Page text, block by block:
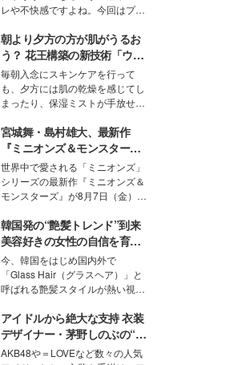
レや不快感ですよね。今回はプラ
モデル・愛甲ひかりさんと橋下美
好さんを迎えて本音で女子会トー
ク。猛暑のお出かけを快適に過ご
すヒントや、2人が感動した夏の
生理の新常識にも迫りました。
朝より夕方の方が肌がうるお
う？ 花王構築の新技術「ウォ
ーターキャプチャリングスキ
ン（捕水肌）」がスキンケア
の常識を変える予感
毎朝入念にスキンケアを行って
も、夕方には肌の乾燥を感じてし
まったり、保湿ミストが手放せな
な美容の常識を大きく変える可能
性を秘めた、革新的な「Water
Capturing Skin（ウォーターキャ
プチャリングスキン：捕水肌）」
技術を、花王が構築した。
宮城舞・島村雄大、最新作
『ミニオンズ＆モンスター
ズ』の魅力熱弁 ハチャメチャ
だけじゃない“友情と絆”に感
動
世界中で愛される「ミニオンズ」
シリーズの最新作『ミニオンズ＆
モンスターズ』が8月7日（金）に
ニオン好き”という共通点を持つモ
デルの宮城舞と島村雄大の特別対
談をお届け！それぞれの視点か
ら、今作ならではの魅力や予想外
の感動をもたらす奥深いストーリ
ーについて熱く語り合ってもらっ
た。
韓国発の“艶髪トレンド”到来
美容好きの女性の自信を育む
「ヘアケア事情」って？
今、韓国をはじめ国内外で
「Glass Hair（グラスヘア）」と
呼ばれる艶髪スタイルが熱い視線
ションの完成度を高めるベースと
して、“髪そのものの美しさ”に改
めて注目する人が増えている様
子。今回は、そんな憧れの艶やか
アイドルから絶大な支持 衣装
デザイナー・茅野しのぶの“可
愛い”を作る美学＜「シチズン
AKB48や＝LOVEなど数々の人気